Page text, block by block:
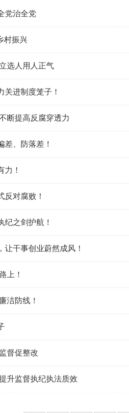
党治全党
村振兴
选人用人正气
关进制度笼子！
断提高反腐穿透力
差、防落差！
力！
反对腐败！
纪之剑护航！
让干事创业蔚然成风！
上！
洁防线！
督促整改
升监督执纪执法质效